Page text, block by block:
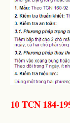
10 TCN 184-